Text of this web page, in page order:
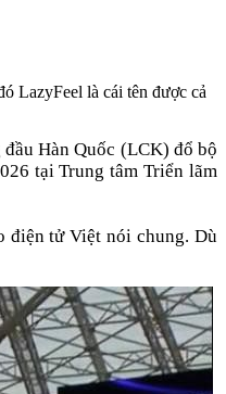
LazyFeel là cái tên được cả
Hàn Quốc (LCK) đổ bộ
tại Trung tâm Triển lãm
điện tử Việt nói chung. Dù